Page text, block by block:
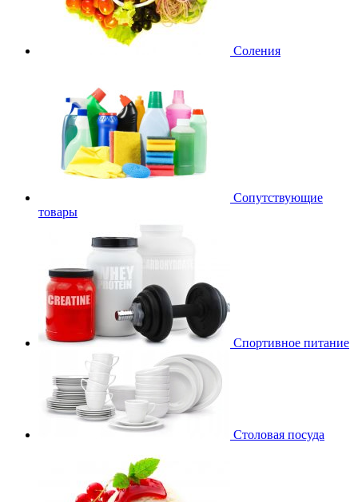
Соления
Сопутствующие
товары
Спортивное питание
Столовая посуда